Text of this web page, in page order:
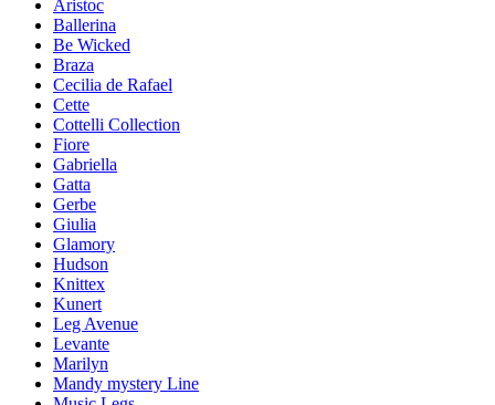
Aristoc
Ballerina
Be Wicked
Braza
Cecilia de Rafael
Cette
Cottelli Collection
Fiore
Gabriella
Gatta
Gerbe
Giulia
Glamory
Hudson
Knittex
Kunert
Leg Avenue
Levante
Marilyn
Mandy mystery Line